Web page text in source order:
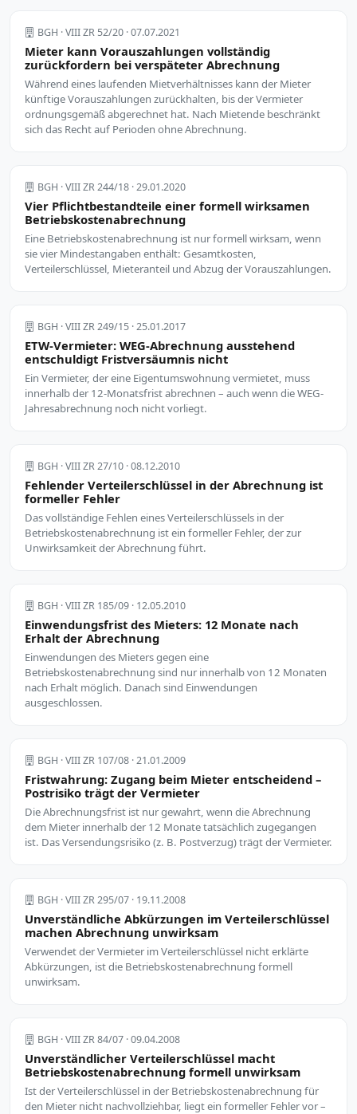
BGH · VIII ZR 52/20 · 07.07.2021
Mieter kann Vorauszahlungen vollständig
zurückfordern bei verspäteter Abrechnung
Während eines laufenden Mietverhältnisses kann der Mieter
künftige Vorauszahlungen zurückhalten, bis der Vermieter
ordnungsgemäß abgerechnet hat. Nach Mietende beschränkt
sich das Recht auf Perioden ohne Abrechnung.
BGH · VIII ZR 244/18 · 29.01.2020
Vier Pflichtbestandteile einer formell wirksamen
Betriebskostenabrechnung
Eine Betriebskostenabrechnung ist nur formell wirksam, wenn
sie vier Mindestangaben enthält: Gesamtkosten,
Verteilerschlüssel, Mieteranteil und Abzug der Vorauszahlungen.
BGH · VIII ZR 249/15 · 25.01.2017
ETW-Vermieter: WEG-Abrechnung ausstehend
entschuldigt Fristversäumnis nicht
Ein Vermieter, der eine Eigentumswohnung vermietet, muss
innerhalb der 12-Monatsfrist abrechnen – auch wenn die WEG-
Jahresabrechnung noch nicht vorliegt.
BGH · VIII ZR 27/10 · 08.12.2010
Fehlender Verteilerschlüssel in der Abrechnung ist
formeller Fehler
Das vollständige Fehlen eines Verteilerschlüssels in der
Betriebskostenabrechnung ist ein formeller Fehler, der zur
Unwirksamkeit der Abrechnung führt.
BGH · VIII ZR 185/09 · 12.05.2010
Einwendungsfrist des Mieters: 12 Monate nach
Erhalt der Abrechnung
Einwendungen des Mieters gegen eine
Betriebskostenabrechnung sind nur innerhalb von 12 Monaten
nach Erhalt möglich. Danach sind Einwendungen
ausgeschlossen.
BGH · VIII ZR 107/08 · 21.01.2009
Fristwahrung: Zugang beim Mieter entscheidend –
Postrisiko trägt der Vermieter
Die Abrechnungsfrist ist nur gewahrt, wenn die Abrechnung
dem Mieter innerhalb der 12 Monate tatsächlich zugegangen
ist. Das Versendungsrisiko (z. B. Postverzug) trägt der Vermieter.
BGH · VIII ZR 295/07 · 19.11.2008
Unverständliche Abkürzungen im Verteilerschlüssel
machen Abrechnung unwirksam
Verwendet der Vermieter im Verteilerschlüssel nicht erklärte
Abkürzungen, ist die Betriebskostenabrechnung formell
unwirksam.
BGH · VIII ZR 84/07 · 09.04.2008
Unverständlicher Verteilerschlüssel macht
Betriebskostenabrechnung formell unwirksam
Ist der Verteilerschlüssel in der Betriebskostenabrechnung für
den Mieter nicht nachvollziehbar, liegt ein formeller Fehler vor –